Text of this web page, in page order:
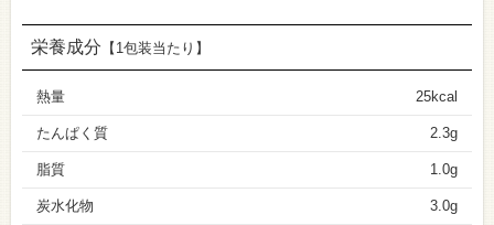
栄養成分 【1包装当たり】
熱量 25kcal
たんぱく質 2.3g
脂質 1.0g
炭水化物 3.0g